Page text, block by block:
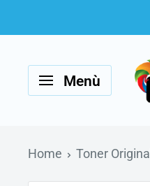
al
contenuto
Menù
Home Toner